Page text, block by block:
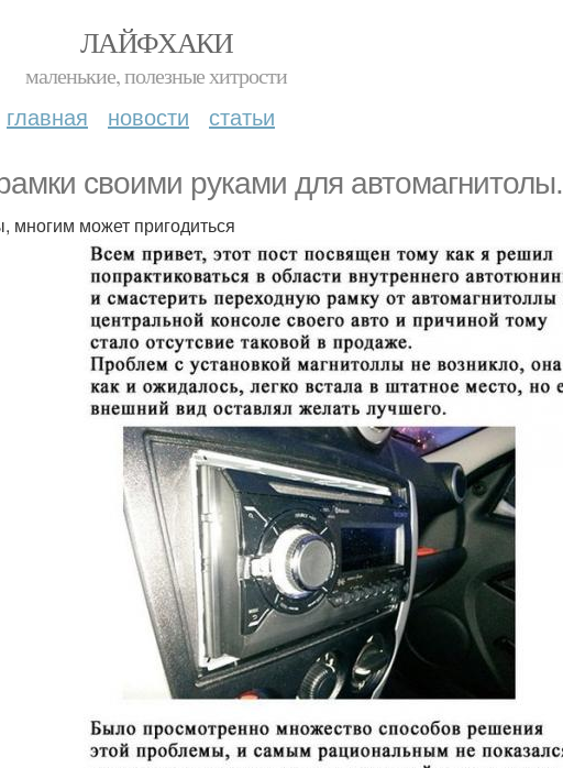
ЛАЙФХАКИ
маленькие, полезные хитрости
главная новости статьи
своими руками для автомагнитолы.
многим может пригодиться